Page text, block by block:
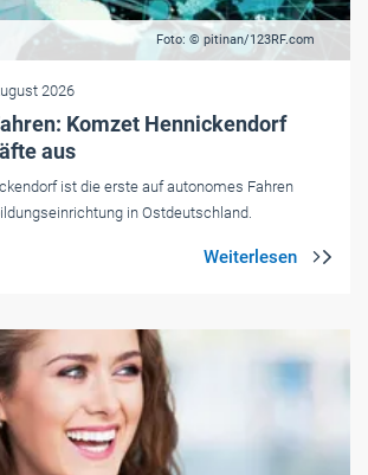
Foto: © pitinan/123RF.com
2026
Komzet Hennickendorf
aus
ist die erste auf autonomes Fahren
in Ostdeutschland.